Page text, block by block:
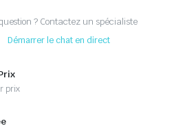
? Contactez un spécialiste
Démarrer le chat en direct
prix